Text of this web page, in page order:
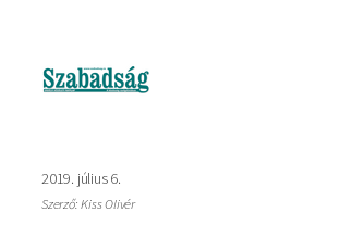
2019. július 6.
Szerző: Kiss Olivér